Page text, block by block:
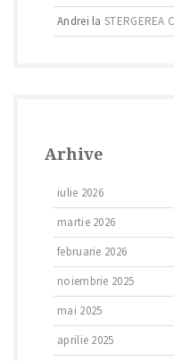
Andrei laSTERGEREA
Arhive
iulie 2026
martie 2026
februarie 2026
noiembrie 2025
mai 2025
aprilie 2025